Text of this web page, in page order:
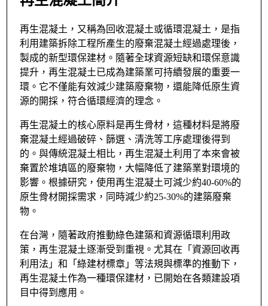
再生混凝土，又稱為回收混凝土或循環混凝土，是指
利用建築拆除工程所產生的廢棄混凝土經過處理後，
製成的新型環保建材。隨著全球資源短缺和環保意識
提升，再生混凝土已成為建築業可持續發展的重要一
環。它不僅能有效減少建築廢棄物，還能降低原生資
源的開採，符合循環經濟的理念。
再生混凝土的核心原料是再生骨材，這種材料是將廢
棄混凝土經過破碎、篩選、清洗等工序處理後得到
的。與傳統混凝土相比，再生混凝土利用了本來會被
棄置於堆填區的廢棄物，大幅降低了建築業對環境的
影響。根據研究，使用再生混凝土可減少約40-60%的
原生骨材開採需求，同時減少約25-30%的建築廢棄
物。
在台灣，隨著政府推動綠色建築和資源循環利用政
策，再生混凝土逐漸受到重視。尤其在「資源回收再
利用法」和「綠建材標章」等法規與標準的推動下，
再生混凝土作為一種環保建材，已開始在各類建設項
目中得到應用。